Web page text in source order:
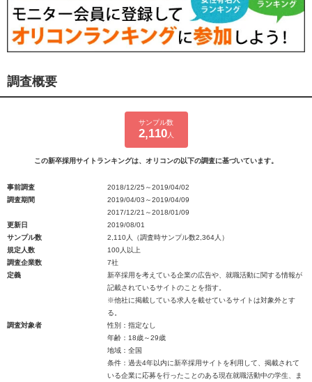
調査概要
サンプル数
2,110人
この新卒採用サイトランキングは、オリコンの以下の調査に基づいています。
事前調査
2018/12/25～2019/04/02
調査期間
2019/04/03～2019/04/09
2017/12/21～2018/01/09
更新日
2019/08/01
サンプル数
2,110人（調査時サンプル数2,364人）
規定人数
100人以上
調査企業数
7社
定義
新卒採用を考えている企業の広告や、就職活動に関する情報が
記載されているサイトのことを指す。
※他社に掲載している求人を載せているサイトは対象外とす
る。
調査対象者
性別：指定なし
年齢：18歳～29歳
地域：全国
条件：過去4年以内に新卒採用サイトを利用して、掲載されて
いる企業に応募を行ったことのある現在就職活動中の学生、ま